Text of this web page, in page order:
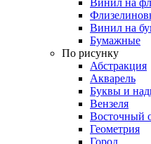
Винил на
Винил на
Бумажные
По рисунку
Абстракция
Акварель
Буквы и
Вензеля
Восточный
Геометрия
Город